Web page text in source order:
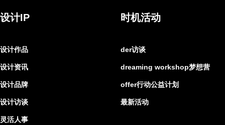
设计IP
设计作品
设计资讯
设计品牌
设计访谈
灵活人事
时机活动
der访谈
dreaming workshop梦想营
offer行动公益计划
最新活动